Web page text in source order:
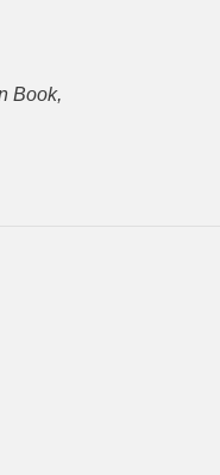
Book,